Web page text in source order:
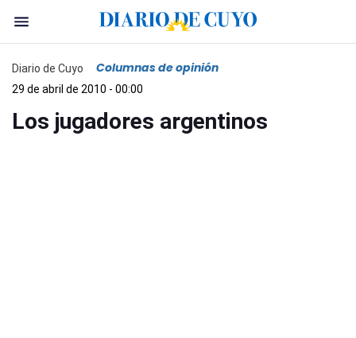
Diario de Cuyo Columnas de opinión
29 de abril de 2010 - 00:00
Los jugadores argentinos